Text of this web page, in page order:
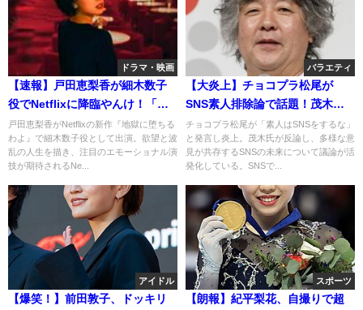
ドラマ・映画
【速報】戸田恵梨香が細木数子
役でNetflixに降臨やんけ！「地
獄に堕ちるわよ」に期待大！
戸田恵梨香がNetflixの新作『地獄に堕ちる
わよ』で細木数子役として出演。欲望と波
乱の人生を描き、注目のエモーショナル演
技が期待されるNe...
バラエティ
【大炎上】チョコプラ松尾が
SNS素人排除論で話題！茂木健
一郎も反論！！
チョコプラ松尾が「素人はSNSをするな」
と発言し炎上。茂木氏が反論し、多様な意
見が共存するSNSの未来について議論が活
発化している。SNSで...
アイドル
【爆笑！】前田敦子、ドッキリ
スポーツ
【朗報】紀平梨花、自撮りで超